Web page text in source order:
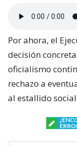
Por ahora, el
decisión
oficialismo
rechazo a
al estallido